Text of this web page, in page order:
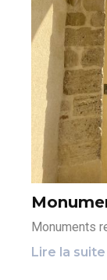
Monuments
Lire la suite